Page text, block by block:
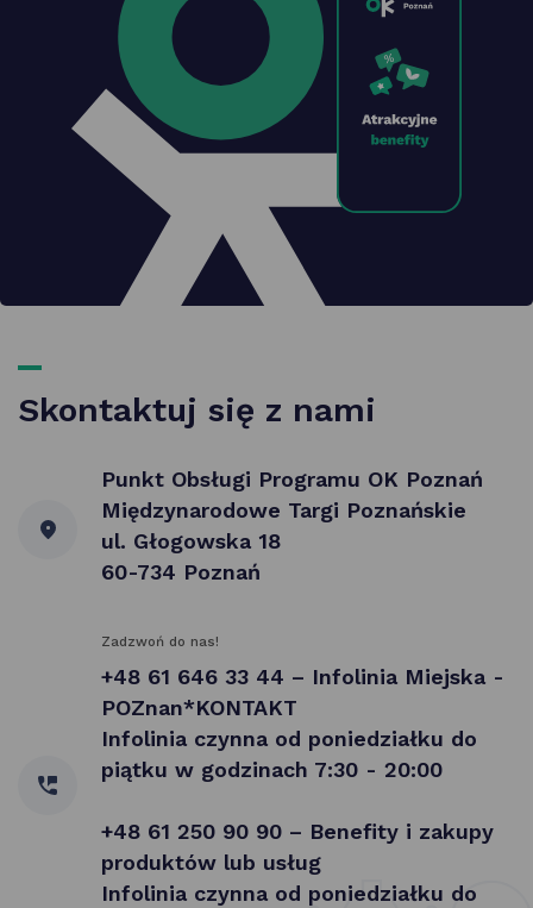
Skontaktuj się z nami
Punkt Obsługi Programu OK Poznań
Międzynarodowe Targi Poznańskie
ul. Głogowska 18
60-734 Poznań
Zadzwoń do nas!
+48 61 646 33 44 – Infolinia Miejska -
POZnan*KONTAKT
Infolinia czynna od poniedziałku do
piątku w godzinach 7:30 - 20:00
+48 61 250 90 90 – Benefity i zakupy
produktów lub usług
Infolinia czynna od poniedziałku do